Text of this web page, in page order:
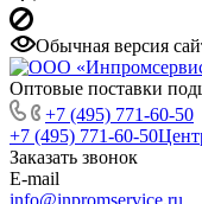
Обычная версия
Оптовые поставки
+7 (495) 771-60-50
+7 (495) 771-60-50
Заказать звонок
E-mail
info@inpromservice.ru